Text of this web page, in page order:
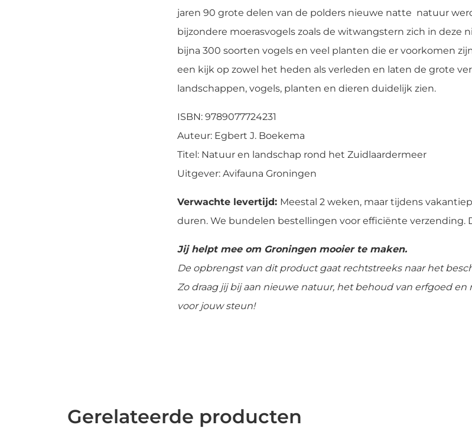
jaren 90 grote delen van de polders nieuwe natte natuur
bijzondere moerasvogels zoals de witwangstern zich in deze
bijna 300 soorten vogels en veel planten die er voorkomen
een kijk op zowel het heden als verleden en laten de grote
landschappen, vogels, planten en dieren duidelijk zien.
ISBN: 9789077724231
Auteur: Egbert J. Boekema
Titel: Natuur en landschap rond het Zuidlaardermeer
Uitgever: Avifauna Groningen
Verwachte levertijd: Meestal 2 weken, maar tijdens
duren. We bundelen bestellingen voor efficiënte verzending.
Jij helpt mee om Groningen mooier te maken.
De opbrengst van dit product gaat rechtstreeks naar het
Zo draag jij bij aan nieuwe natuur, het behoud van erfgoed
voor jouw steun!
Gerelateerde producten